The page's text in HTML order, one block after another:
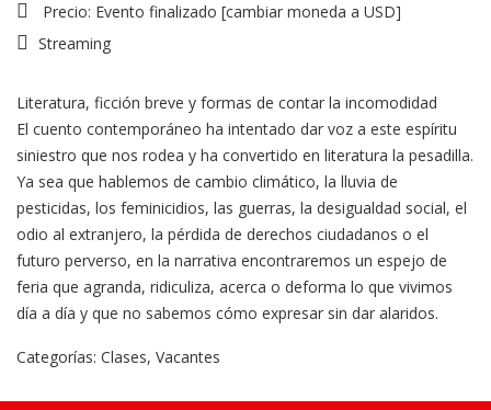
Precio: Evento finalizado [cambiar moneda a USD]
Streaming
Literatura, ficción breve y formas de contar la incomodidad
El cuento contemporáneo ha intentado dar voz a este espíritu
siniestro que nos rodea y ha convertido en literatura la pesadilla.
Ya sea que hablemos de cambio climático, la lluvia de
pesticidas, los feminicidios, las guerras, la desigualdad social, el
odio al extranjero, la pérdida de derechos ciudadanos o el
futuro perverso, en la narrativa encontraremos un espejo de
feria que agranda, ridiculiza, acerca o deforma lo que vivimos
día a día y que no sabemos cómo expresar sin dar alaridos.
Categorías: Clases, Vacantes